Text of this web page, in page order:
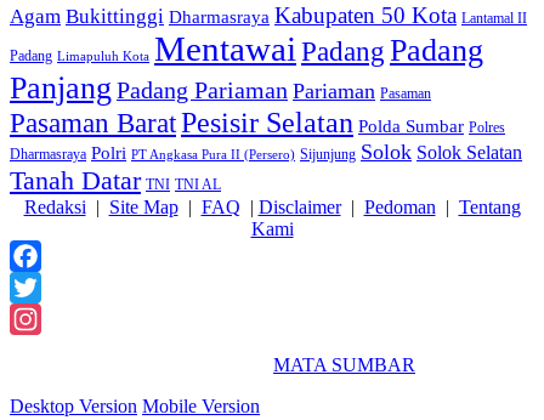
Agam Bukittinggi Dharmasraya Kabupaten 50 Kota Lantamal II
Padang Limapuluh Kota Mentawai PadangPadang
Panjang Padang Pariaman Pariaman Pasaman
Pasaman BaratPesisir Selatan Polda Sumbar Polres
Dharmasraya Polri PT Angkasa Pura II (Persero) Sijunjung Solok Solok Selatan
Tanah Datar TNI TNI AL
Redaksi | Site Map| FAQ | Disclaimer| Pedoman | Tentang
Kami
Facebook
Twitter
MATA SUMBAR
Desktop Version Mobile Version